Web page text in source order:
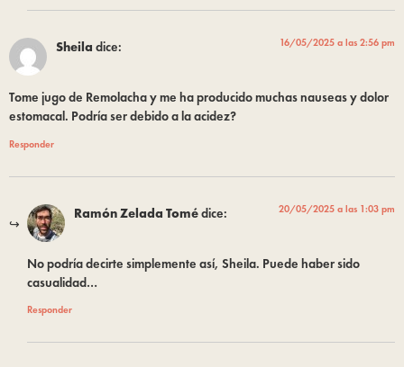
Sheila dice: 16/05/2025 a las 2:56 pm
Tome jugo de Remolacha y me ha producido muchas nauseas y dolor
estomacal. Podría ser debido a la acidez?
Responder
Ramón Zelada Tomédice: 20/05/2025 a las 1:03 pm
No podría decirte simplemente así, Sheila. Puede haber sido
casualidad…
Responder